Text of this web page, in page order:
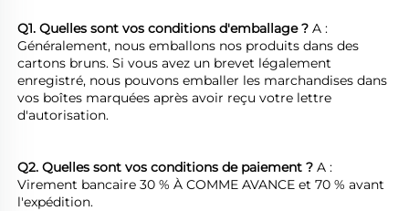
Q1. Quelles sont vos conditions d'emballage ? A :
Généralement, nous emballons nos produits dans des
cartons bruns. Si vous avez un brevet légalement
enregistré, nous pouvons emballer les marchandises dans
vos boîtes marquées après avoir reçu votre lettre
d'autorisation.
Q2. Quelles sont vos conditions de paiement ? A :
Virement bancaire 30 % À COMME AVANCE et 70 % avant
l'expédition.